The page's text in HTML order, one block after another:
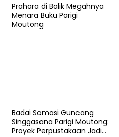
Prahara di Balik Megahnya
Menara Buku Parigi
Moutong
Badai Somasi Guncang
Singgasana Parigi Moutong:
Proyek Perpustakaan Jadi